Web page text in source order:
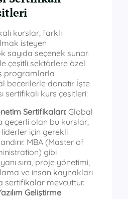
kurslar, farklı
isteyen
sayıda seçenek sunar.
çeşitli sektörlere özel
programlarla
becerilerle donatır. İşte
sertifikalı kurs çeşitleri:
Sertifikaları: Global
geçerli olan bu kurslar,
için gerekli
MBA (Master of
gibi
sıra, proje yönetimi,
ve insan kaynakları
sertifikalar mevcuttur.
Geliştirme